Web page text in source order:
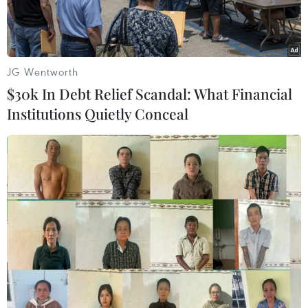
Một điểm kinh doanh vàng tại Hà Nội. (Ảnh: Đức
Duy/Vietnam+)
Giá vàng nhẫn và thương hiệu SJC trong nước
cùng đi xuống phiên mở cửa sáng nay (28/4),
trong khi tỷ giá trung tâm giảm 3 đồng.
JG Wentworth
$30k In Debt Relief Scandal: What Financial
Institutions Quietly Conceal